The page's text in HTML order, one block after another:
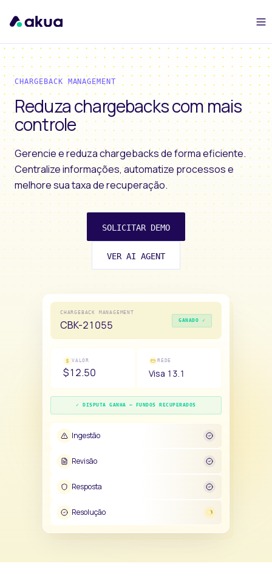
CHARGEBACK MANAGEMENT
Reduza chargebacks com mais
controle
Gerencie e reduza chargebacks de forma eficiente.
Centralize informações, automatize processos e
melhore sua taxa de recuperação.
SOLICITAR DEMO
VER AI AGENT
CHARGEBACK MANAGEMENT
CBK-21055 GANADO ✓
VALOR
$12.50
REDE
Visa 13.1
✓ DISPUTA GANHA — FUNDOS RECUPERADOS
Ingestão
Revisão
Resposta
Resolução